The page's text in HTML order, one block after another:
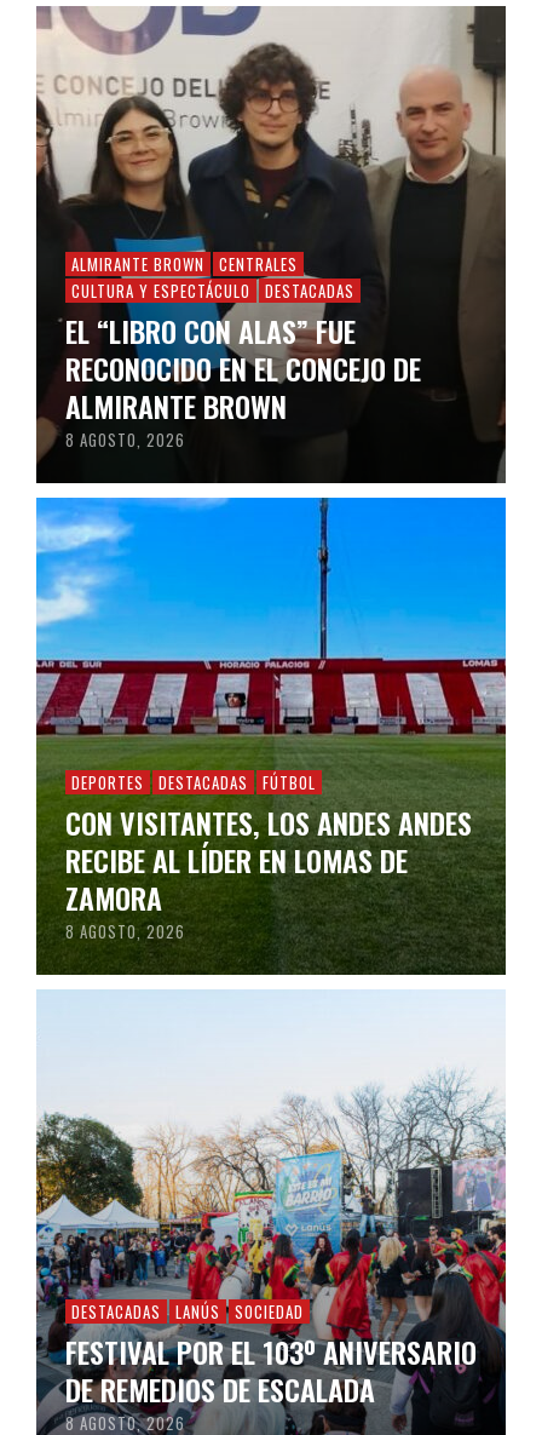
ALMIRANTE BROWN
CENTRALES
CULTURA Y ESPECTÁCULO
DESTACADAS
EL “LIBRO CON ALAS” FUE
RECONOCIDO EN EL CONCEJO DE
ALMIRANTE BROWN
8 AGOSTO, 2026
DEPORTES DESTACADAS FÚTBOL
CON VISITANTES, LOS ANDES ANDES
RECIBE AL LÍDER EN LOMAS DE
ZAMORA
8 AGOSTO, 2026
DESTACADAS LANÚS SOCIEDAD
FESTIVAL POR EL 103º ANIVERSARIO
DE REMEDIOS DE ESCALADA
8 AGOSTO, 2026